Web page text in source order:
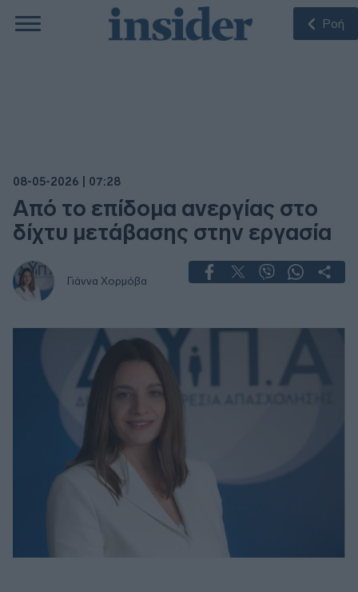
Ροή
08-05-2026 | 07:28
Από το επίδομα ανεργίας στο
δίχτυ μετάβασης στην εργασία
Γιάννα Χορμόβα